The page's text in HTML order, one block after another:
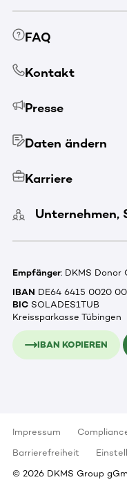
FAQ
Kontakt
Presse
Daten ändern
Karriere
Unternehmen,
Empfänger: DKMS Donor
IBAN DE64 6415 0020
BIC SOLADES1TUB
Kreissparkasse Tübingen
IBAN KOPIEREN
Impressum
Barrierefreiheit
© 2026 DKMS Group